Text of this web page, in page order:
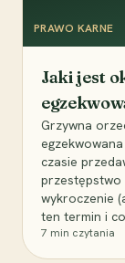
PRAWO KARNE
Jaki jest
Grzywna
czasie
przestępstwo
wykroczenie
ten termin i
7 min czytania